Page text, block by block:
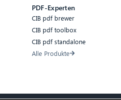
PDF-Experten
CIB pdf brewer
CIB pdf toolbox
CIB pdf standalone
Alle Produkte